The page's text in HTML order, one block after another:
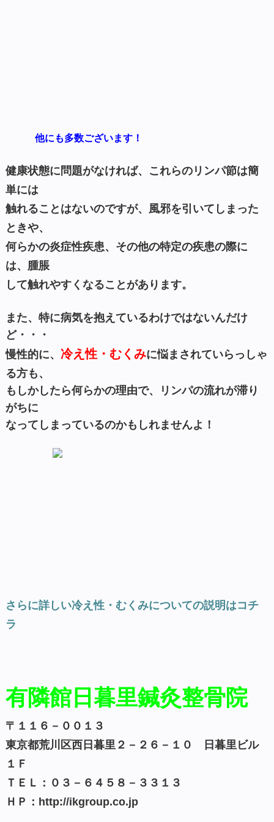
他にも多数ございます！
健康状態に問題がなければ、これらのリンパ節は簡
単には
触れることはないのですが、風邪を引いてしまった
ときや、
何らかの炎症性疾患、その他の特定の疾患の際に
は、腫脹
して触れやすくなることがあります。
また、特に病気を抱えているわけではないんだけ
ど・・・
慢性的に、 冷え性・むくみに悩まされていらっしゃ
る方も、
もしかしたら何らかの理由で、リンパの流れが滞り
がちに
なってしまっているのかもしれませんよ！
さらに詳しい冷え性・むくみについての説明はコチ
ラ
有隣館日暮里鍼灸整骨院
〒１１６－００１３
東京都荒川区西日暮里２－２６－１０ 日暮里ビル
１Ｆ
ＴＥＬ：０３－６４５８－３３１３
ＨＰ：http://ikgroup.co.jp